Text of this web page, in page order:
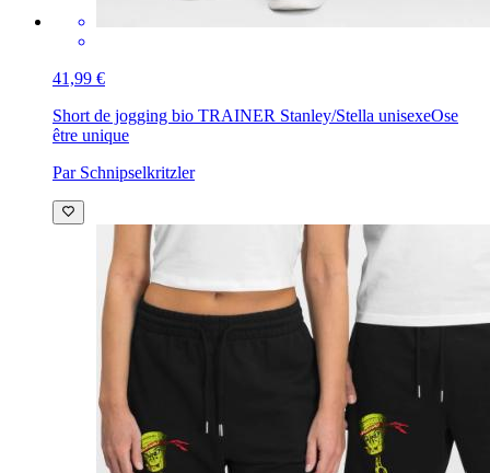
41,99 €
Short de jogging bio TRAINER Stanley/Stella unisexeOse
être unique
Par Schnipselkritzler